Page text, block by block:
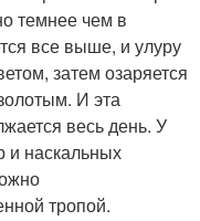
темнее чем в
все выше, и улуру
затем озаряется
И эта
весь день. У
наскальных
тропой.